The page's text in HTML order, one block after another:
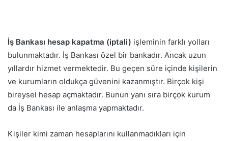
İş Bankası hesap kapatma (iptali) işleminin farklı yolları
bulunmaktadır. İş Bankası özel bir bankadır. Ancak uzun
yıllardır hizmet vermektedir. Bu geçen süre içinde kişilerin
ve kurumların oldukça güvenini kazanmıştır. Birçok kişi
bireysel hesap açmaktadır. Bunun yanı sıra birçok kurum
da İş Bankası ile anlaşma yapmaktadır.
Kişiler kimi zaman hesaplarını kullanmadıkları için